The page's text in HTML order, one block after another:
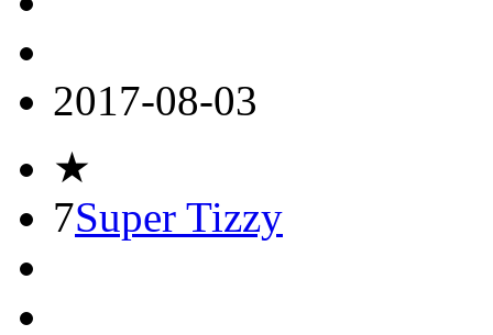
2017-08-03
★
7Super Tizzy